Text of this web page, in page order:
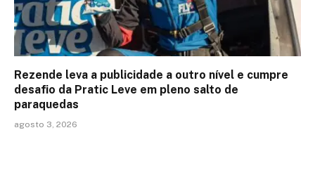
Rezende leva a publicidade a outro nível e cumpre
desafio da Pratic Leve em pleno salto de
paraquedas
agosto 3, 2026